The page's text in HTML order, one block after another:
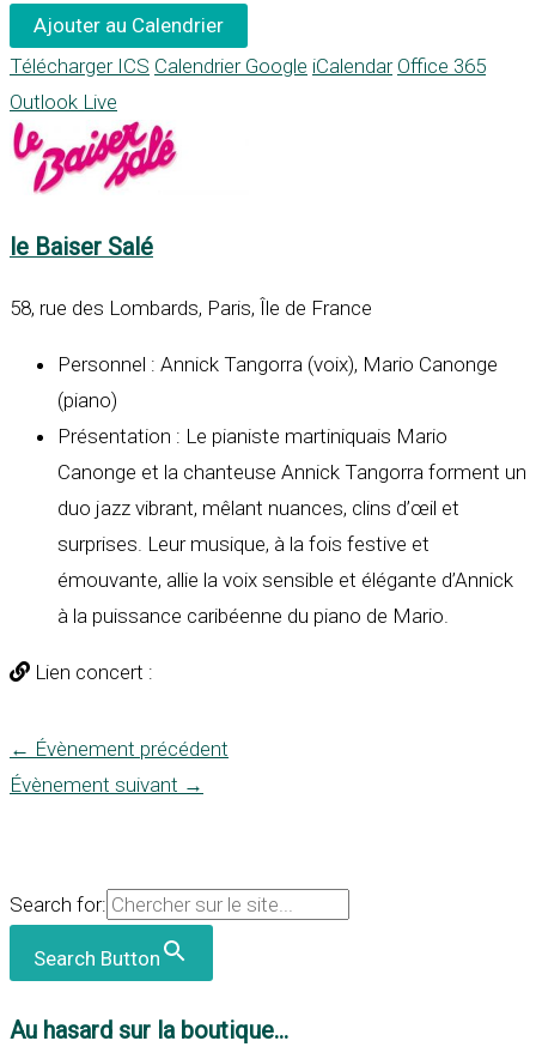
Ajouter au Calendrier
Télécharger ICS Calendrier Google iCalendar Office 365
Outlook Live
le Baiser Salé
58, rue des Lombards, Paris, Île de France
Personnel : Annick Tangorra (voix), Mario Canonge
(piano)
Présentation : Le pianiste martiniquais Mario
Canonge et la chanteuse Annick Tangorra forment un
duo jazz vibrant, mêlant nuances, clins d’œil et
surprises. Leur musique, à la fois festive et
émouvante, allie la voix sensible et élégante d’Annick
à la puissance caribéenne du piano de Mario.
Lien concert :
← Évènement précédent
Évènement suivant →
Search for:
Search Button
Au hasard sur la boutique...